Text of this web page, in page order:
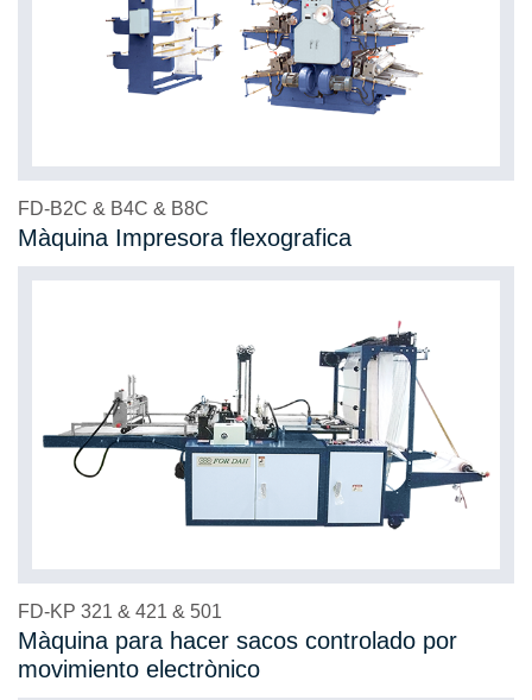
FD-B2C & B4C & B8C
Màquina Impresora flexografica
FD-KP 321 & 421 & 501
Màquina para hacer sacos controlado por
movimiento electrònico